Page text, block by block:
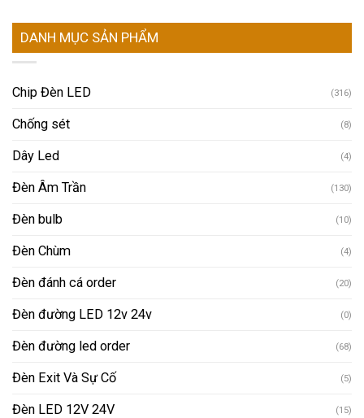
DANH MỤC SẢN PHẨM
Chip Đèn LED (316)
Chống sét (8)
Dây Led (4)
Đèn Âm Trần (130)
Đèn bulb (10)
Đèn Chùm (4)
Đèn đánh cá order (20)
Đèn đường LED 12v 24v (0)
Đèn đường led order (68)
Đèn Exit Và Sự Cố (5)
Đèn LED 12V 24V (15)